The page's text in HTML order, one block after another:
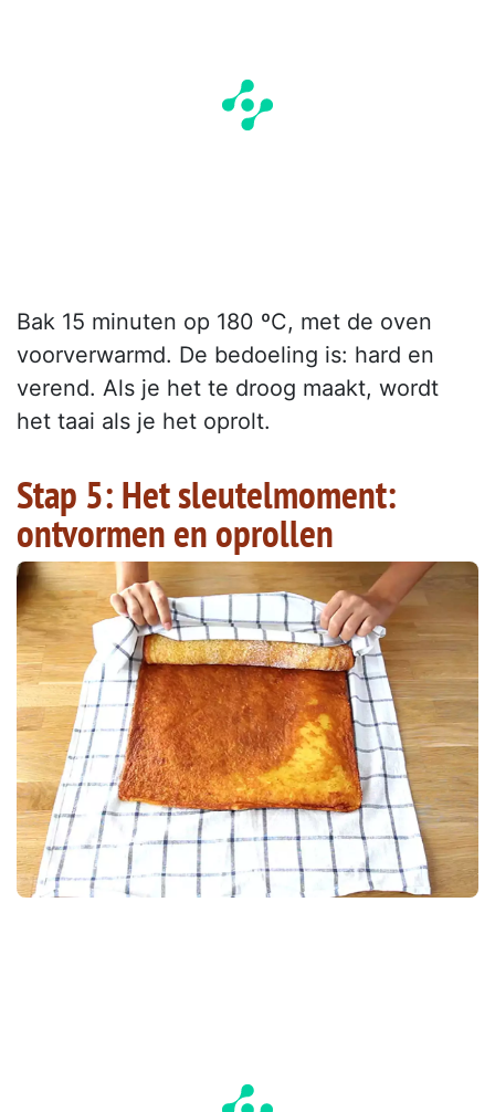
Bak 15 minuten op 180 ºC, met de oven
voorverwarmd. De bedoeling is: hard en
verend. Als je het te droog maakt, wordt
het taai als je het oprolt.
Stap 5: Het sleutelmoment:
ontvormen en oprollen